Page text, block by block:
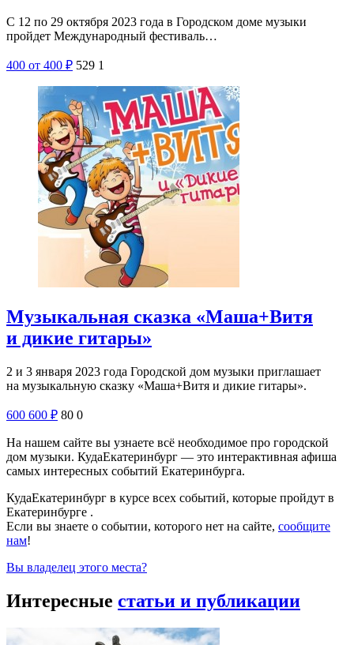
С 12 по 29 октября 2023 года в Городском доме музыки
пройдет Международный фестиваль…
400 от 400 ₽ 529 1
Музыкальная сказка «Маша+Витя
и дикие гитары»
2 и 3 января 2023 года Городской дом музыки приглашает
на музыкальную сказку «Маша+Витя и дикие гитары».
600 600 ₽ 80 0
На нашем сайте вы узнаете всё необходимое про городской
дом музыки. КудаЕкатеринбург — это интерактивная афиша
самых интересных событий Екатеринбурга.
КудаЕкатеринбург в курсе всех событий, которые пройдут в
Екатеринбурге .
Если вы знаете о событии, которого нет на сайте, сообщите
нам!
Вы владелец этого места?
Интересные статьи и публикации